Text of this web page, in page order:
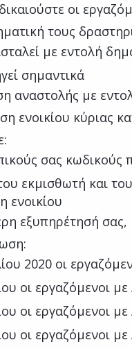
οι
τους
με εντολή
σημαντικά
αναστολής με
ενοικίου κύριας
σας κωδικούς
εκμισθωτή και
ενοικίου
εξυπηρέτησή
2020 οι
οι εργαζόμενοι
οι εργαζόμενοι
οι εργαζόμενοι